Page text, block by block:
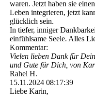
waren. Jetzt haben sie
Leben integrieren, jetzt
glücklich sein.
In tiefer, inniger
einfühlsame Seele. Alles
Kommentar:
Vielen lieben Dank für
und Gute für Dich, von
Rahel H.
15.11.2024 08:17:39
Liebe Karin,